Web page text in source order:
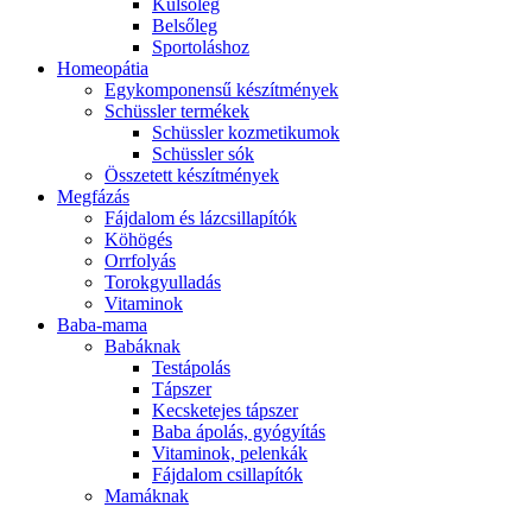
Külsőleg
Belsőleg
Sportoláshoz
Homeopátia
Egykomponensű készítmények
Schüssler termékek
Schüssler kozmetikumok
Schüssler sók
Összetett készítmények
Megfázás
Fájdalom és lázcsillapítók
Köhögés
Orrfolyás
Torokgyulladás
Vitaminok
Baba-mama
Babáknak
Testápolás
Tápszer
Kecsketejes tápszer
Baba ápolás, gyógyítás
Vitaminok, pelenkák
Fájdalom csillapítók
Mamáknak